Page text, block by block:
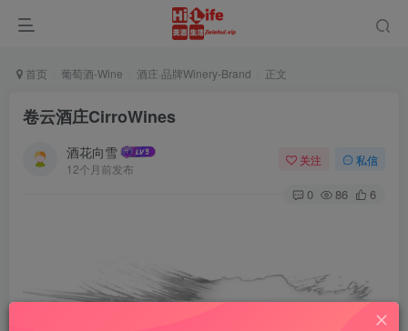
首页 葡萄酒-Wine 酒庄·品牌Winery-Brand 正文
卷云酒庄CirroWines
酒花向雪
12个月前发布
关注 私信
0 86 6